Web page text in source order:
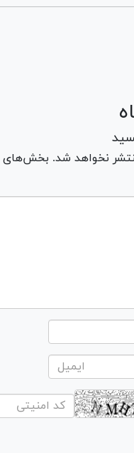
نخواهد شد. بخش‌های